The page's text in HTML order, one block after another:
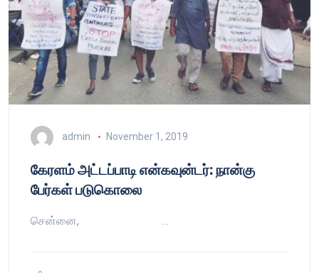
admin November 1, 2019
கேரளம் அட்டப்பாடி என்கவுன்டர்: நான்கு
பேர்கள் படுகொலை
சென்னை, …